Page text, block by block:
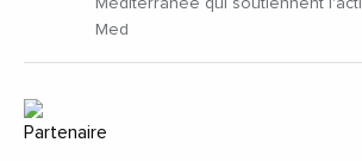
Méditerranée qui soutiennent
Med